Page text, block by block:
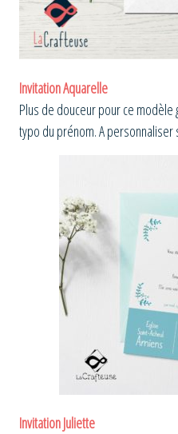
Invitation Aquarelle
Plus de douceur pour ce
typo du prénom. A
Invitation Juliette